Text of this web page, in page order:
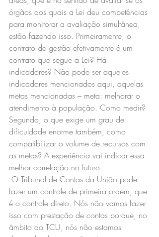
órgãos aos quais a Lei deu competências
para monitorar a avaliação simultânea,
estão fazendo isso. Primeiramente, o
contrato de gestão efetivamente é um
contrato que segue a Lei? Há
indicadores? Não pode ser aqueles
indicadores mencionados aqui, aquelas
metas mencionadas – meta: melhorar o
atendimento à população. Como medir?
Segundo, o que exige um grau de
dificuldade enorme também, como
compatibilizar o volume de recursos com
as metas? A experiência vai indicar essa
melhor correlação no futuro.
fazer um controle de primeira ordem, que
é o controle direto. Nós não vamos fazer
isso com prestação de contas porque, no
âmbito do TCU, nós não estamos